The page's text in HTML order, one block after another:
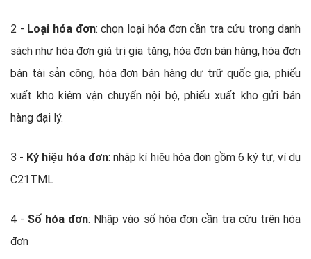
2 - Loại hóa đơn: chọn loại hóa đơn cần tra cứu trong danh
sách như hóa đơn giá trị gia tăng, hóa đơn bán hàng, hóa đơn
bán tài sản công, hóa đơn bán hàng dự trữ quốc gia, phiếu
xuất kho kiêm vận chuyển nội bộ, phiếu xuất kho gửi bán
hàng đại lý.
3 - Ký hiệu hóa đơn: nhập kí hiệu hóa đơn gồm 6 ký tự, ví dụ
C21TML
4 -Số hóa đơn: Nhập vào số hóa đơn cần tra cứu trên hóa
đơn